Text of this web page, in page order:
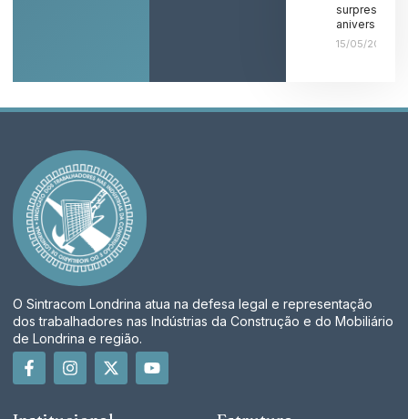
surpresa de
aniversário!
15/05/2026
O Sintracom Londrina atua na defesa legal e representação
dos trabalhadores nas Indústrias da Construção e do Mobiliário
de Londrina e região.